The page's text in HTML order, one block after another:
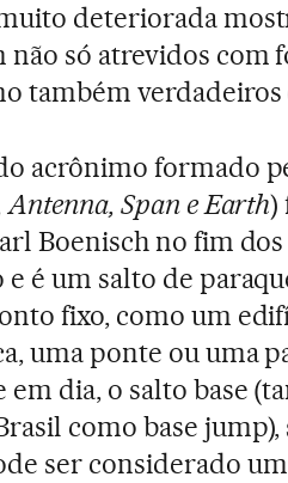
deteriorada
só atrevidos com
também verdadeiros
acrônimo formado
Span e Earth)
Boenisch no fim dos
e é um salto de
fixo, como um
uma ponte ou uma
em dia, o salto base
como base
ser considerado